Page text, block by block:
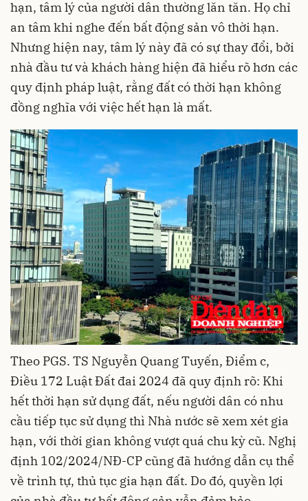
hạn, tâm lý của người dân thường lăn tăn. Họ chỉ
an tâm khi nghe đến bất động sản vô thời hạn.
Nhưng hiện nay, tâm lý này đã có sự thay đổi, bởi
nhà đầu tư và khách hàng hiện đã hiểu rõ hơn các
quy định pháp luật, rằng đất có thời hạn không
đồng nghĩa với việc hết hạn là mất.
Theo PGS. TS Nguyễn Quang Tuyến, Điểm c,
Điều 172 Luật Đất đai 2024 đã quy định rõ: Khi
hết thời hạn sử dụng đất, nếu người dân có nhu
cầu tiếp tục sử dụng thì Nhà nước sẽ xem xét gia
hạn, với thời gian không vượt quá chu kỳ cũ. Nghị
định 102/2024/NĐ-CP cũng đã hướng dẫn cụ thể
về trình tự, thủ tục gia hạn đất. Do đó, quyền lợi